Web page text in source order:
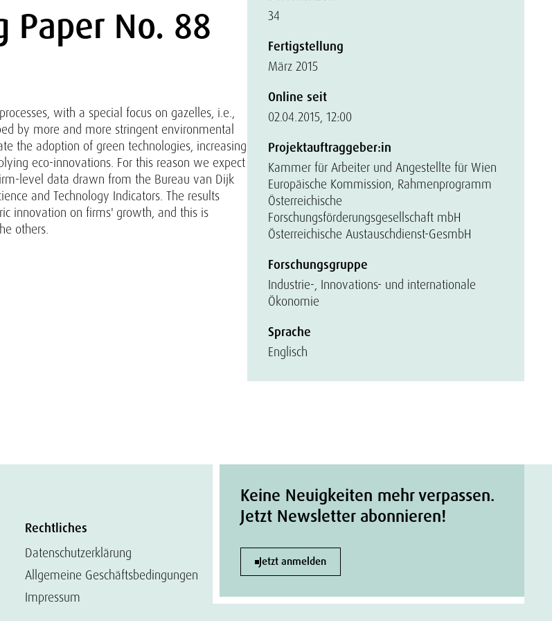
Paper No. 88
with a special focus on gazelles, i.e.,
by more and more stringent environmental
the adoption of green technologies, increasing
eco-innovations. For this reason we expect
level data drawn from the Bureau van Dijk
and Technology Indicators. The results
innovation on firms' growth, and this is
others.
34
Fertigstellung
März 2015
Online seit
02.04.2015, 12:00
Projektauftraggeber:in
Kammer für Arbeiter und Angestellte für Wien
Europäische Kommission, Rahmenprogramm
Österreichische
Forschungsförderungsgesellschaft mbH
Österreichische Austauschdienst-GesmbH
Forschungsgruppe
Industrie-, Innovations- und internationale
Ökonomie
Sprache
Englisch
Rechtliches
Datenschutzerklärung
Allgemeine Geschäftsbedingungen
Impressum
Keine Neuigkeiten mehr verpassen.
Jetzt Newsletter abonnieren!
Jetzt anmelden